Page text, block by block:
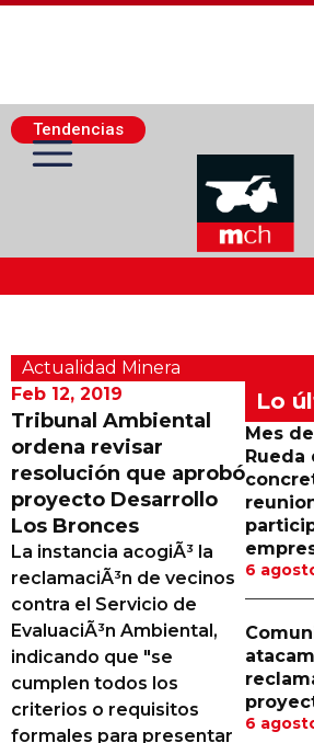
Tendencias
Actualidad Minera
Minería Superficie
Minerí­a Subterránea
Proveedores
Canal Digital
Columnas de Opinión
Designaciones
Calendario de Eventos
Revistas Digital
Actualidad Minera
Feb 12, 2019
Tribunal Ambiental
ordena revisar
resolución que aprobó
proyecto Desarrollo
Los Bronces
La instancia acogiÃ³ la
reclamaciÃ³n de vecinos
contra el Servicio de
EvaluaciÃ³n Ambiental,
indicando que "se
cumplen todos los
criterios o requisitos
formales para presentar
Lo
Mes
Rueda
6
6